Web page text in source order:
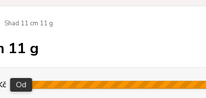
Shad 11 cm 11 g
11 g
Od